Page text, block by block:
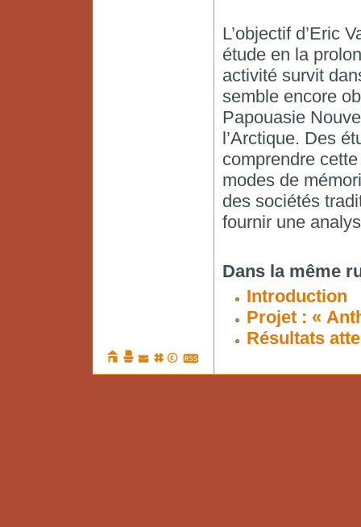
L’objectif d’Eric
étude en la
activité survit
semble encore
Papouasie
l’Arctique. Des
comprendre
modes de
des sociétés
fournir une
Dans la même
Introduction
Projet : «
Résultats